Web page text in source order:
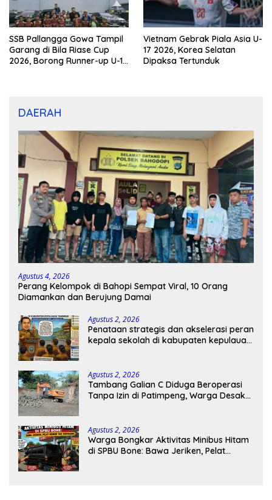
SSB Pallangga Gowa Tampil
Garang di Bila Riase Cup
2026, Borong Runner-up U-10
Vietnam Gebrak Piala Asia U-
17 2026, Korea Selatan
Dipaksa Tertunduk
DAERAH
Agustus 4, 2026
Perang Kelompok di Bahopi Sempat Viral, 10 Orang
Diamankan dan Berujung Damai
Agustus 2, 2026
Penataan strategis dan akselerasi peran
kepala sekolah di kabupaten kepulauan
Agustus 2, 2026
Tambang Galian C Diduga Beroperasi
Tanpa Izin di Patimpeng, Warga Desak
Agustus 2, 2026
Warga Bongkar Aktivitas Minibus Hitam
di SPBU Bone: Bawa Jeriken, Pelat